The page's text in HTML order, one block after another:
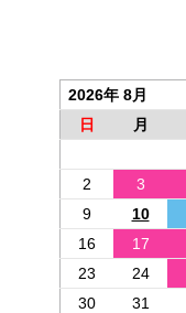
2026年 8月
日
月
2
3
9
10
16
17
23
24
30
31